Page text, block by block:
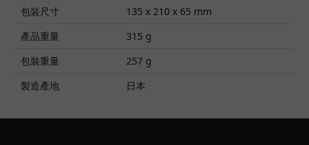
包裝尺寸
135 x 210 x 65 mm
產品重量
315 g
包裝重量
257 g
製造產地
日本